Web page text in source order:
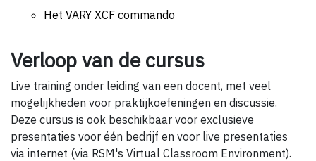
Het VARY XCF commando
Verloop van de cursus
Live training onder leiding van een docent, met veel
mogelijkheden voor praktijkoefeningen en discussie.
Deze cursus is ook beschikbaar voor exclusieve
presentaties voor één bedrijf en voor live presentaties
via internet (via RSM's Virtual Classroom Environment).